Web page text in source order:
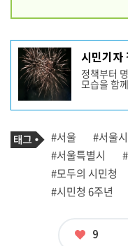
기
사
작
성
자
프
필
시민기자
정책부터
모습을 함
기
사
관
련
태
그
태
그
#서울 #서울시
#서울특별시
#모두의 시민청
#시민청 6주년
좋
9